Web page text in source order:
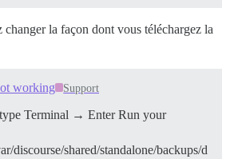
changer la façon dont vous téléchargez la
working Support
Terminal → Enter Run your
discourse/shared/standalone/backups/d